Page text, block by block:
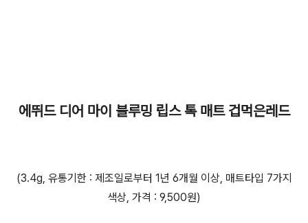
에뛰드 디어 마이 블루밍 립스 톡 매트 겁먹은레드
(3.4g, 유통기한 : 제조일로부터 1년 6개월 이상, 매트타입 7가지
색상, 가격 : 9,500원)